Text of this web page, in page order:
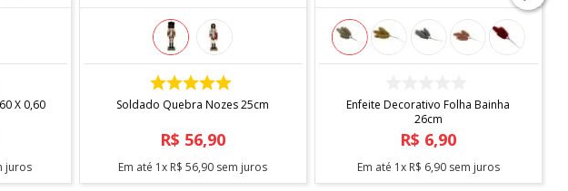
X 0,60
juros
COMPRAR
Soldado Quebra Nozes 25cm
R$ 56,90
Em até 1x R$ 56,90 sem juros
Enfeite Decorativo Folha Bainha
26cm
R$ 6,90
Em até 1x R$ 6,90sem juros